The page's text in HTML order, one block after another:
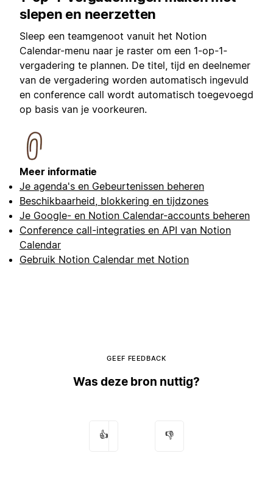
slepen en neerzetten
Sleep een teamgenoot vanuit het Notion
Calendar-menu naar je raster om een 1-op-1-
vergadering te plannen. De titel, tijd en deelnemer
van de vergadering worden automatisch ingevuld
en conference call wordt automatisch toegevoegd
op basis van je voorkeuren.
Meer informatie
Je agenda's en Gebeurtenissen beheren
Beschikbaarheid, blokkering en tijdzones
Je Google- en Notion Calendar-accounts beheren
Conference call-integraties en API van Notion
Calendar
Gebruik Notion Calendar met Notion
GEEF FEEDBACK
Was deze bron nuttig?
👍 👎